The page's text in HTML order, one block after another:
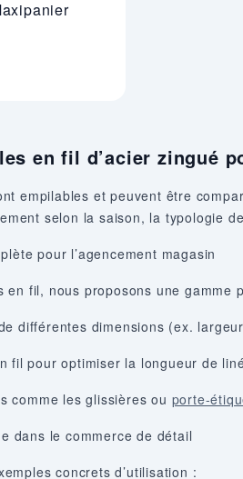
en fil d’acier zingué
empilables et peuvent être
selon la saison, la typologie
pour l’agencement magasin
en fil, nous proposons une gamme
différentes dimensions (ex.
fil pour optimiser la longueur de
comme les glissières ou porte-
dans le commerce de détail
concrets d’utilisation :